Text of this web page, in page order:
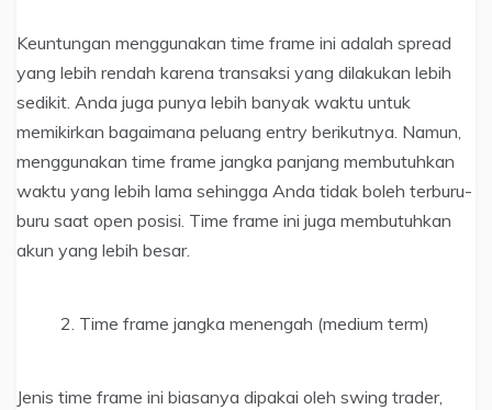
Keuntungan menggunakan time frame ini adalah spread
yang lebih rendah karena transaksi yang dilakukan lebih
sedikit. Anda juga punya lebih banyak waktu untuk
memikirkan bagaimana peluang entry berikutnya. Namun,
menggunakan time frame jangka panjang membutuhkan
waktu yang lebih lama sehingga Anda tidak boleh terburu-
buru saat open posisi. Time frame ini juga membutuhkan
akun yang lebih besar.
Time frame jangka menengah (medium term)
Jenis time frame ini biasanya dipakai oleh swing trader,